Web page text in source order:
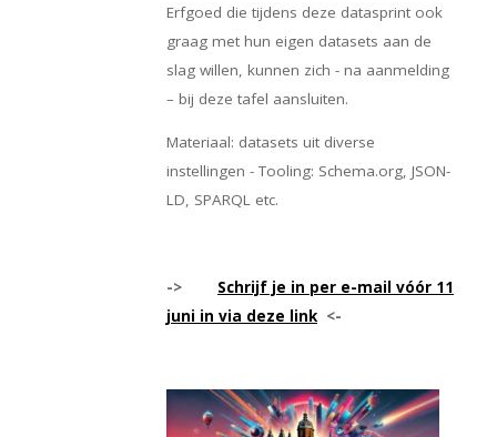
Erfgoed die tijdens deze datasprint ook
graag met hun eigen datasets aan de
slag willen, kunnen zich - na aanmelding
– bij deze tafel aansluiten.
Materiaal: datasets uit diverse
instellingen - Tooling: Schema.org, JSON-
LD, SPARQL etc.
->
Schrijf je in per e-mail vóór 11
juni in via deze link <-